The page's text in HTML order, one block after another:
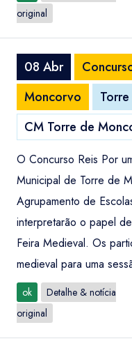
original
08 Abr
Moncorvo
CM Torre de
O Concurso Reis Por
Municipal de Torre de
Agrupamento de
interpretarão o papel
Feira Medieval. Os
medieval para uma
ok
Detalhe & notícia
original